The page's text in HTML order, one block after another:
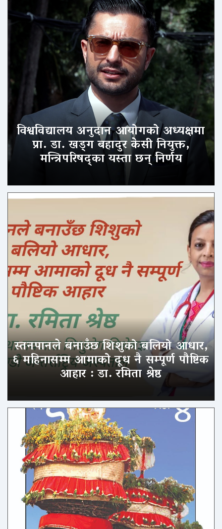
विश्वविद्यालय अनुदान आयोगको अध्यक्षमा
प्रा. डा. खड्ग बहादुर केसी नियुक्त,
मन्त्रिपरिषद्का यस्ता छन् निर्णय
स्तनपानले बनाउँछ शिशुको बलियो आधार,
६ महिनासम्म आमाको दूध नै सम्पूर्ण पौष्टिक
आहार : डा. रमिता श्रेष्ठ